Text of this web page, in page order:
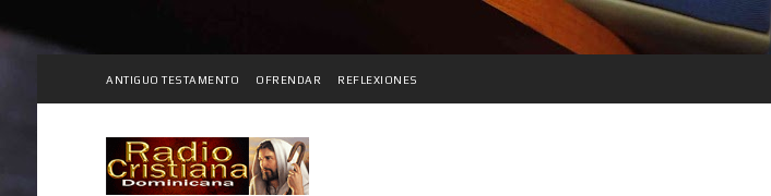
ANTIGUO TESTAMENTO OFRENDAR REFLEXIONES